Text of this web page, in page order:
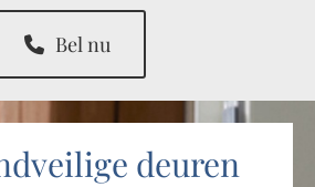
Bel nu
deuren